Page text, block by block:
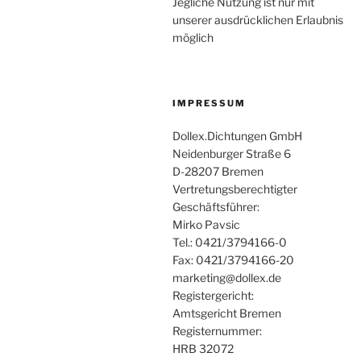
unserer ausdrücklichen Erlaubnis
möglich
IMPRESSUM
Dollex.Dichtungen GmbH
Neidenburger Straße 6
D-28207 Bremen
Vertretungsberechtigter
Geschäftsführer:
Mirko Pavsic
Tel.: 0421/3794166-0
Fax: 0421/3794166-20
marketing@dollex.de
Registergericht:
Amtsgericht Bremen
Registernummer:
HRB 32072